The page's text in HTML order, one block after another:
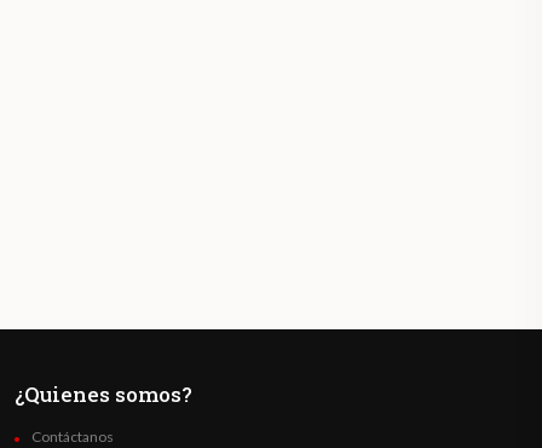
¿Quienes somos?
Contáctanos